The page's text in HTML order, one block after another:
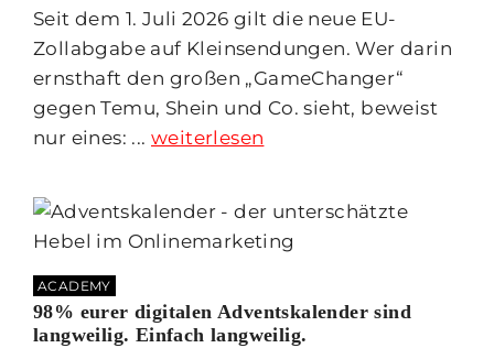
Seit dem 1. Juli 2026 gilt die neue EU-
Zollabgabe auf Kleinsendungen. Wer darin
ernsthaft den großen „GameChanger“
gegen Temu, Shein und Co. sieht, beweist
nur eines: ...weiterlesen
ACADEMY
98% eurer digitalen Adventskalender sind
langweilig. Einfach langweilig.